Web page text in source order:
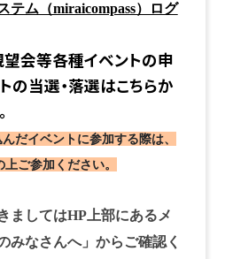
テム（miraicompass）ログ
会等各種イベントの申
の当選・落選はこちらか
だイベントに参加する際は、
ご参加ください。
ましてはHP上部にあるメ
みなさんへ」からご確認く